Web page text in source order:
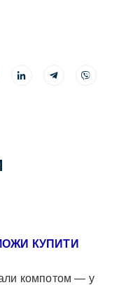
КУПИТИ
компотом — у